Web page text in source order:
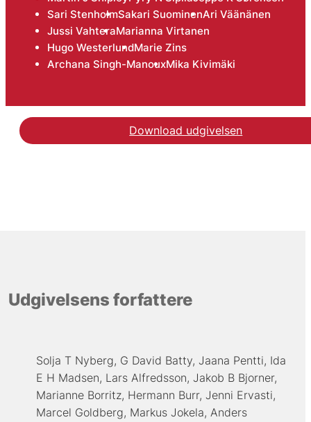
Sari StenholmSakari SuominenAri Väänänen
Jussi VahteraMarianna Virtanen
Hugo WesterlundMarie Zins
Archana Singh-ManouxMika Kivimäki
Download udgivelsen
Udgivelsens forfattere
Solja T Nyberg G David Batty Jaana Pentti Ida
E H Madsen Lars Alfredsson Jakob B Bjorner
Marianne Borritz Hermann Burr Jenni Ervasti
Marcel Goldberg Markus Jokela Anders